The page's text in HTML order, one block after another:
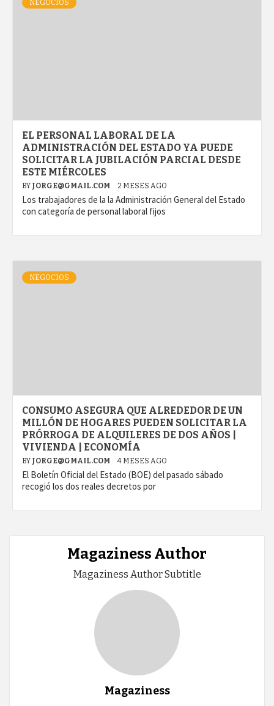
NEGOCIOS
EL PERSONAL LABORAL DE LA
ADMINISTRACIÓN DEL ESTADO YA PUEDE
SOLICITAR LA JUBILACIÓN PARCIAL DESDE
ESTE MIÉRCOLES
BY JORGE@GMAIL.COM 2 MESES AGO
Los trabajadores de la la Administración General del Estado
con categoría de personal laboral fijos
NEGOCIOS
CONSUMO ASEGURA QUE ALREDEDOR DE UN
MILLÓN DE HOGARES PUEDEN SOLICITAR LA
PRÓRROGA DE ALQUILERES DE DOS AÑOS |
VIVIENDA | ECONOMÍA
BY JORGE@GMAIL.COM 4 MESES AGO
El Boletín Oficial del Estado (BOE) del pasado sábado
recogió los dos reales decretos por
Magaziness Author
Magaziness Author Subtitle
Magaziness